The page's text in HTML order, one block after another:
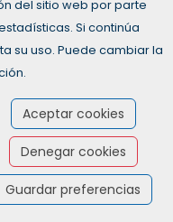
del sitio web por parte
Si continúa
su uso. Puede cambiar la
Aceptar cookies
Denegar cookies
Guardar preferencias